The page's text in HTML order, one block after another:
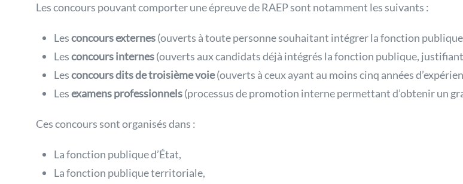
Les concours pouvant comporter une épreuve de RAEP sont notamment les suivants :
Lesconcours externes(ouverts à toute personne souhaitant intégrer la fonction
Lesconcours internes(ouverts aux candidats déjà intégrés la fonction publique, justifiant
Lesconcours dits de troisième voie(ouverts à ceux ayant au moins cinq années
Lesexamens professionnels(processus de promotion interne permettant d’obtenir un
Ces concours sont organisés dans :
La fonction publique d’État,
La fonction publique territoriale,